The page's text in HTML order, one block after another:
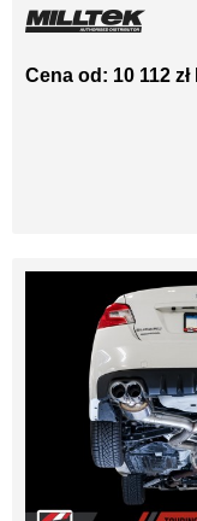
Cena od: 10 112 zł